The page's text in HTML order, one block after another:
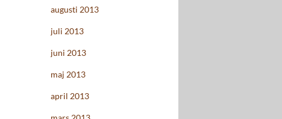
augusti 2013
juli 2013
juni 2013
maj 2013
april 2013